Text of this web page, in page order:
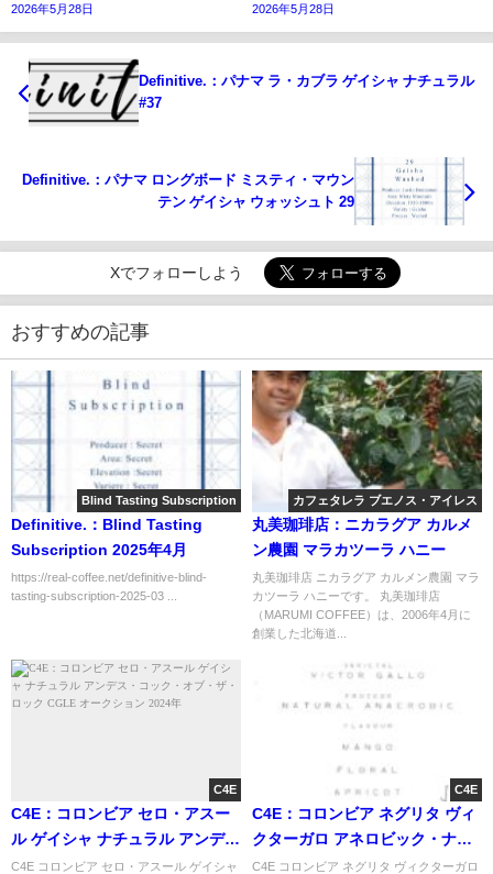
2026年5月28日 2026年5月28日
Definitive.：パナマ ラ・カブラ ゲイシャ ナチュラル
#37
Definitive.：パナマ ロングボード ミスティ・マウン
テン ゲイシャ ウォッシュト 29
Xでフォローしよう
おすすめの記事
Blind Tasting Subscription
Definitive.：Blind Tasting
Subscription 2025年4月
https://real-coffee.net/definitive-blind-
tasting-subscription-2025-03 ...
カフェタレラ ブエノス・アイレス
丸美珈琲店：ニカラグア カルメ
ン農園 マラカツーラ ハニー
丸美珈琲店 ニカラグア カルメン農園 マラ
カツーラ ハニーです。 丸美珈琲店
（MARUMI COFFEE）は、2006年4月に
創業した北海道...
C4E
C4E：コロンビア セロ・アスー
ル ゲイシャ ナチュラル アンデ
ス・コック・オブ・ザ・ロック
C4E コロンビア セロ・アスール ゲイシャ
C4E
C4E：コロンビア ネグリタ ヴィ
クターガロ アネロビック・ナチ
ュラル
C4E コロンビア ネグリタ ヴィクターガロ